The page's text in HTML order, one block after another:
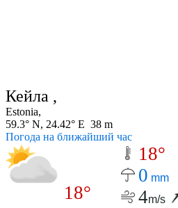
Кейла ,
Estonia,
59.3° N, 24.42° E 38 m
Погода на ближайший час
18°
18°
0 mm
4m/s